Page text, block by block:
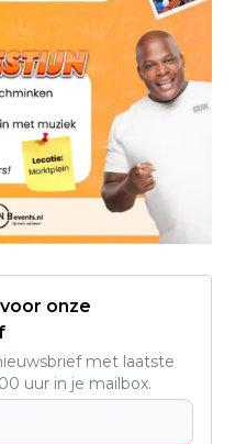
onze
met laatste
uur in je mailbox.